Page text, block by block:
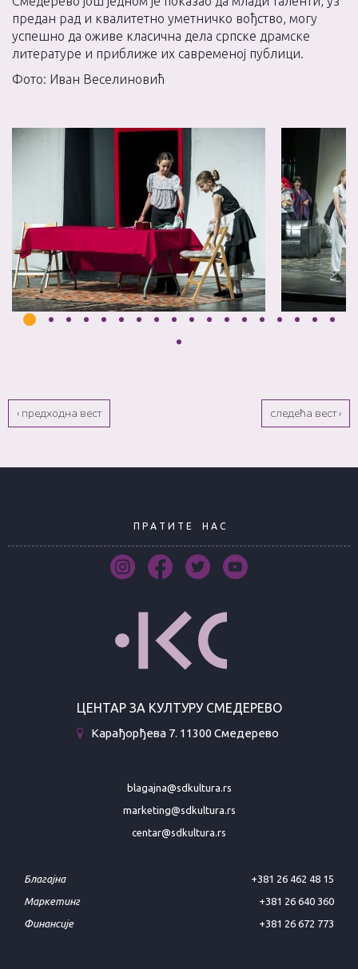
предан рад и квалитетно уметничко вођство, могу
успешно да оживе класична дела српске драмске
литературе и приближе их савременој публици.
Фото: Иван Веселиновић
‹ предходна вест следећа вест ›
П Р А Т И Т Е Н А С
ЦЕНТАР ЗА КУЛТУРУ СМЕДЕРЕВО
Карађорђева 7. 11300 Смедерево
blagajna@sdkultura.rs
marketing@sdkultura.rs
centar@sdkultura.rs
Благајна
+381 26 462 48 15
Маркетинг
+381 26 640 360
Финансије
+381 26 672 773